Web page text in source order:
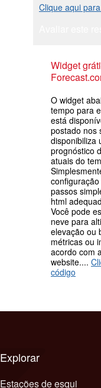
Clique aqui
Widget
O widget
tempo para
está
postado nos
disponibiliza
prognóstico
atuais do
passos
html
Você pode
neve para
elevação ou
métricas ou
acordo com
website....
código
Explorar
Estações de esqui